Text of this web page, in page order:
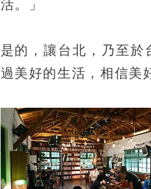
活。」
是的，讓台北，乃至
過美好的生活，相信美